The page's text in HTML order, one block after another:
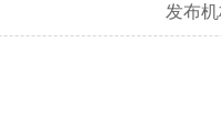
发布机